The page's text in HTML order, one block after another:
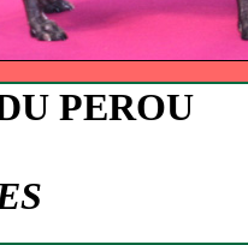
PEROU